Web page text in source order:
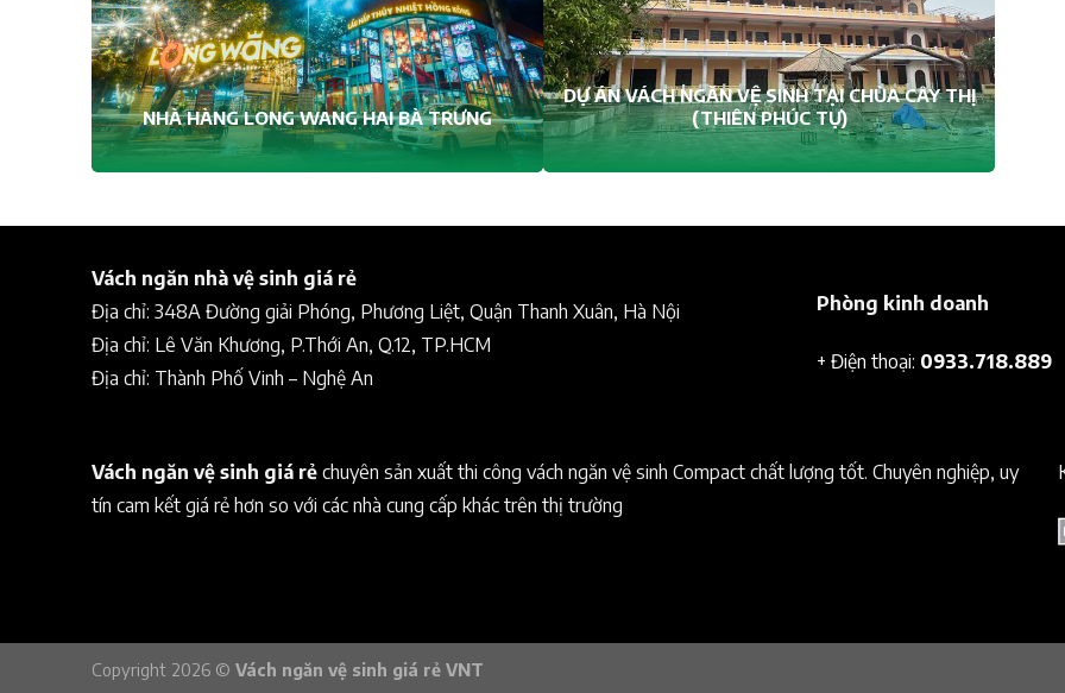
NHÀ HÀNG LONG WANG HAI BÀ TRƯNG
DỰ ÁN VÁCH NGĂN VỆ SINH TẠI CHÙA CÂY THỊ
(THIÊN PHÚC TỰ)
Vách ngăn nhà vệ sinh giá rẻ
Địa chỉ: 348A Đường giải Phóng, Phương Liệt, Quận Thanh Xuân, Hà Nội
Địa chỉ: Lê Văn Khương, P.Thới An, Q.12, TP.HCM
Địa chỉ: Thành Phố Vinh – Nghệ An
Phòng kinh doanh
+ Điện thoại: 0933.718.889
Vách ngăn vệ sinh giá rẻ chuyên sản xuất thi công vách ngăn vệ sinh Compact chất lượng tốt. Chuyên nghiệp, uy
tín cam kết giá rẻ hơn so với các nhà cung cấp khác trên thị trường
Copyright 2026 © Vách ngăn vệ sinh giá rẻ VNT